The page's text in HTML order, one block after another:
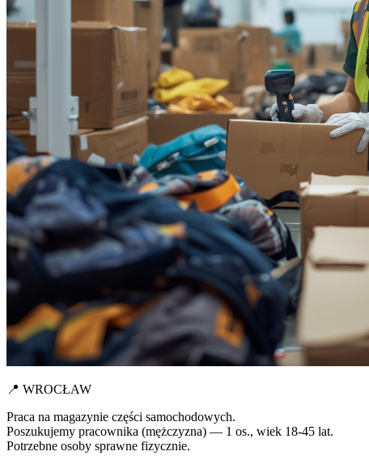
📍 WROCŁAW
Praca na magazynie części samochodowych.
Poszukujemy pracownika (mężczyzna) — 1 os., wiek 18-45 lat.
Potrzebne osoby sprawne fizycznie.